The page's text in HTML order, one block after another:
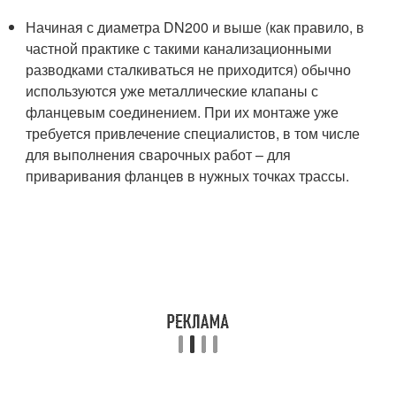
Начиная с диаметра DN200 и выше (как правило, в
частной практике с такими канализационными
разводками сталкиваться не приходится) обычно
используются уже металлические клапаны с
фланцевым соединением. При их монтаже уже
требуется привлечение специалистов, в том числе
для выполнения сварочных работ – для
приваривания фланцев в нужных точках трассы.